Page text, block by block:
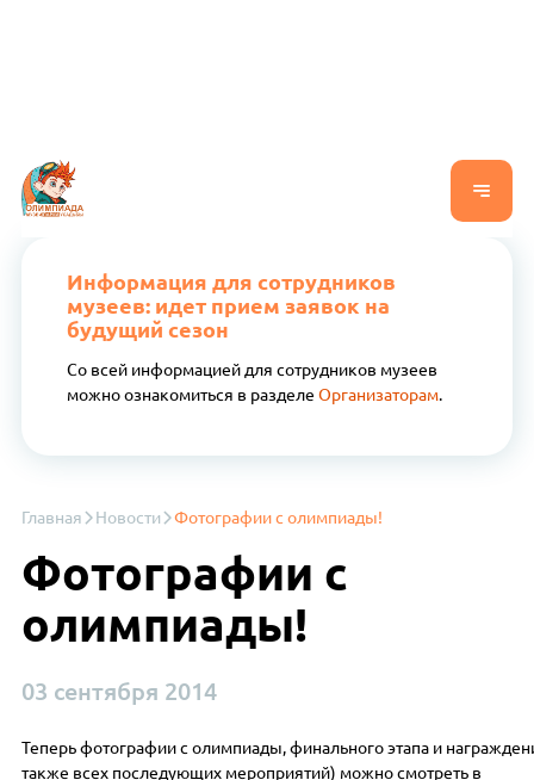
Информация для сотрудников
музеев: идет прием заявок на
будущий сезон
Со всей информацией для сотрудников музеев
можно ознакомиться в разделе Организаторам.
Главная Новости Фотографии с олимпиады!
Фотографии с
олимпиады!
03 сентября 2014
Теперь фотографии с олимпиады, финального этапа и
также всех последующих мероприятий) можно смотреть в